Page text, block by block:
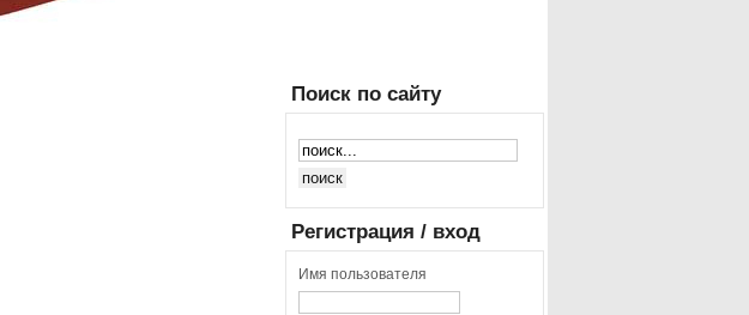
Поиск по сайту
Регистрация / вход
Имя пользователя